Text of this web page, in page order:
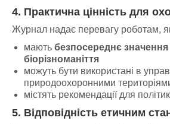
4. Практична цінність для
Журнал надає перевагу роботам,
мають безпосереднє
біорізноманіття
можуть бути використані в
природоохоронними
містять рекомендації для
5. Відповідність етичним